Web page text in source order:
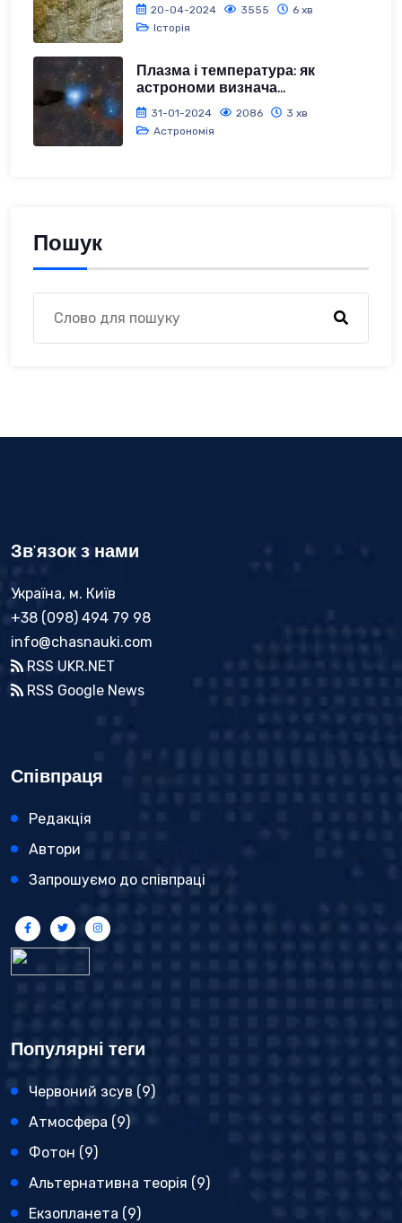
20-04-2024 3555
6 хв
Історія
Плазма і температура: як
астрономи визнача...
31-01-2024 2086
3 хв
Астрономія
Пошук
Зв'язок з нами
Україна, м. Київ
+38 (098) 494 79 98
info@chasnauki.com
RSS UKR.NET
RSS Google News
Співпраця
Редакція
Автори
Запрошуємо до співпраці
Популярні теги
Червоний зсув (9)
Атмосфера (9)
Фотон (9)
Альтернативна теорія (9)
Екзопланета (9)